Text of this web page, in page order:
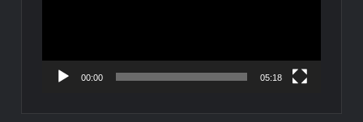
00:00 05:18